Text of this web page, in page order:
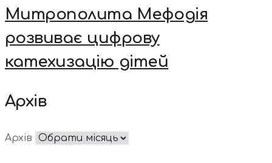
Митрополита Мефодія
розвиває цифрову
катехизацію дітей
Архів
Архів